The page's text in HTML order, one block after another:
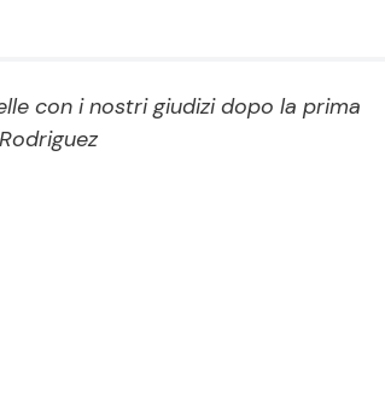
Le Ricette in TV
Primi Piatti
con i nostri giudizi dopo la prima